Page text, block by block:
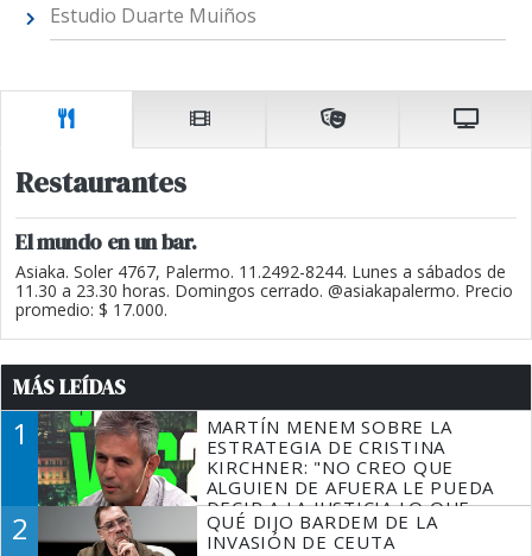
Estudio Duarte Muiños
Restaurantes
El mundo en un bar.
Asiaka. Soler 4767, Palermo. 11.2492-8244. Lunes a sábados de
11.30 a 23.30 horas. Domingos cerrado. @asiakapalermo. Precio
promedio: $ 17.000.
MÁS LEÍDAS
1
MARTÍN MENEM SOBRE LA
ESTRATEGIA DE CRISTINA
KIRCHNER: "NO CREO QUE
ALGUIEN DE AFUERA LE PUEDA
DECIR A LA JUSTICIA LO QUE
TIENE QUE HACER"
2
QUÉ DIJO BARDEM DE LA
INVASIÓN DE CEUTA